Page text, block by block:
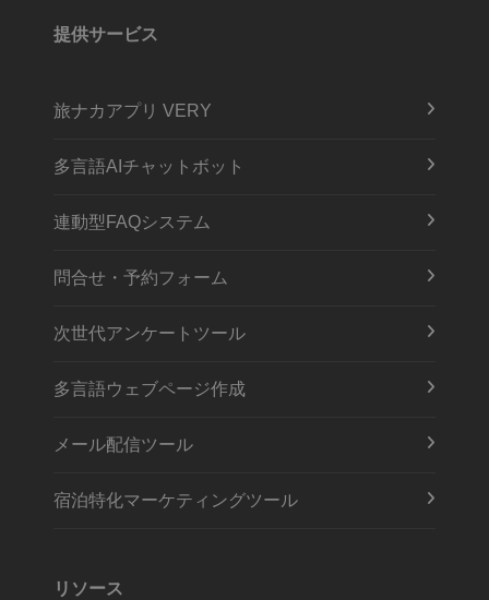
提供サービス
旅ナカアプリ VERY
多言語AIチャットボット
連動型FAQシステム
問合せ・予約フォーム
次世代アンケートツール
多言語ウェブページ作成
メール配信ツール
宿泊特化マーケティングツール
リソース